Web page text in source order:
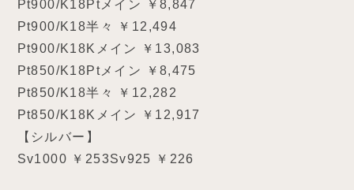
Pt900/K18Ptメイン ￥8,847
Pt900/K18半々 ￥12,494
Pt900/K18Kメイン ￥13,083
Pt850/K18Ptメイン ￥8,475
Pt850/K18半々 ￥12,282
Pt850/K18Kメイン ￥12,917
【シルバー】
Sv1000 ￥253Sv925 ￥226